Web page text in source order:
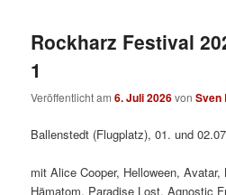
Rockharz Festival
1
Veröffentlicht am6. Juli 2026vonSven
Ballenstedt (Flugplatz), 01. und
mit Alice Cooper, Helloween,
Hämatom, Paradise Lost, Agnostic